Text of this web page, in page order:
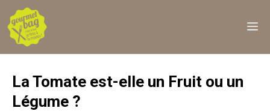
Aller
au
contenu
La Tomate est-elle un Fruit ou un
Légume ?